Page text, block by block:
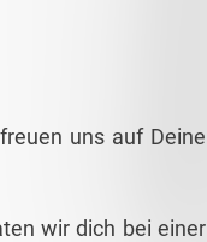
uns auf Deine
wir dich bei einer